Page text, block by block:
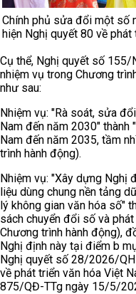
Chính phủ sửa đổi một số
hiện Nghị quyết 80 về phát
Cụ thể, Nghị quyết số
nhiệm vụ trong Chương
như sau:
Nhiệm vụ: "Rà soát, sửa
Nam đến năm 2030" thành
Nam đến năm 2035, tầm
trình hành động).
Nhiệm vụ: "Xây dựng Nghị
liệu dùng chung nền tảng
lý không gian văn hóa số"
sách chuyển đổi số và
Chương trình hành động),
Nghị định này tại điểm b
Nghị quyết số 28/2026/
về phát triển văn hóa Việt
875/QĐ-TTg ngày 15/5/